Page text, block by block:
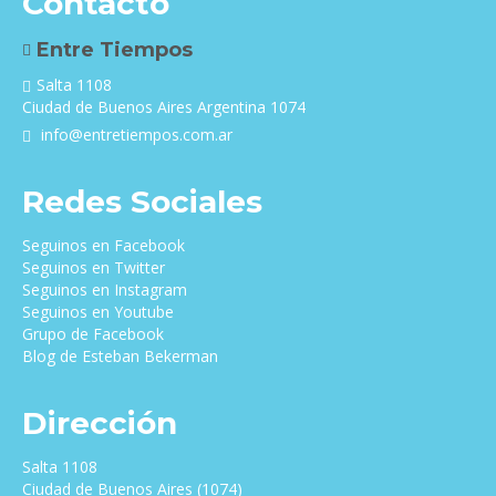
Entre Tiempos
Salta 1108
Ciudad de Buenos Aires Argentina 1074
info@entretiempos.com.ar
Redes Sociales
Seguinos en Facebook
Seguinos en Twitter
Seguinos en Instagram
Seguinos en Youtube
Grupo de Facebook
Blog de Esteban Bekerman
Dirección
Salta 1108
Ciudad de Buenos Aires (1074)